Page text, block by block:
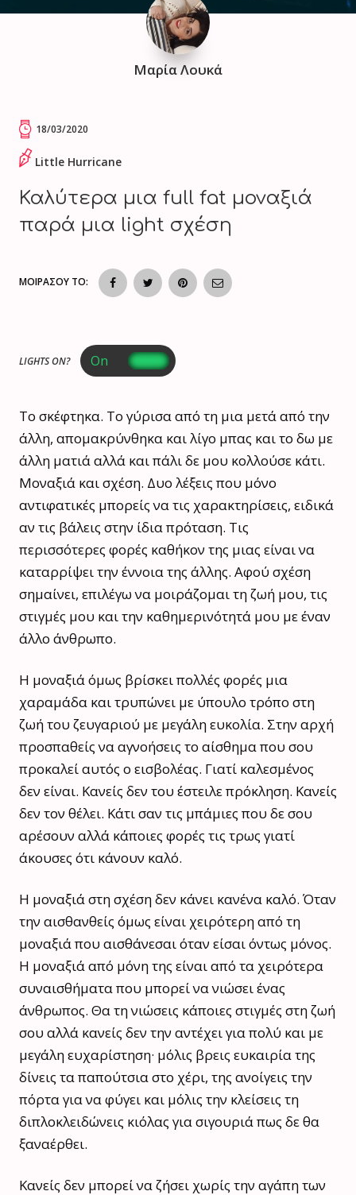
Μαρία Λουκά
18/03/2020
Little Hurricane
Καλύτερα μια full fat μοναξιά
παρά μια light σχέση
ΜΟΙΡΑΣΟΥ ΤΟ:
LIGHTS ON?
Το σκέφτηκα. Το γύρισα από τη μια μετά από την
άλλη, απομακρύνθηκα και λίγο μπας και το δω με
άλλη ματιά αλλά και πάλι δε μου κολλούσε κάτι.
Μοναξιά και σχέση. Δυο λέξεις που μόνο
αντιφατικές μπορείς να τις χαρακτηρίσεις, ειδικά
αν τις βάλεις στην ίδια πρόταση. Τις
περισσότερες φορές καθήκον της μιας είναι να
καταρρίψει την έννοια της άλλης. Αφού σχέση
σημαίνει, επιλέγω να μοιράζομαι τη ζωή μου, τις
στιγμές μου και την καθημερινότητά μου με έναν
άλλο άνθρωπο.
Η μοναξιά όμως βρίσκει πολλές φορές μια
χαραμάδα και τρυπώνει με ύπουλο τρόπο στη
ζωή του ζευγαριού με μεγάλη ευκολία. Στην αρχή
προσπαθείς να αγνοήσεις το αίσθημα που σου
προκαλεί αυτός ο εισβολέας. Γιατί καλεσμένος
δεν είναι. Κανείς δεν του έστειλε πρόκληση. Κανείς
δεν τον θέλει. Κάτι σαν τις μπάμιες που δε σου
αρέσουν αλλά κάποιες φορές τις τρως γιατί
άκουσες ότι κάνουν καλό.
Η μοναξιά στη σχέση δεν κάνει κανένα καλό. Όταν
την αισθανθείς όμως είναι χειρότερη από τη
μοναξιά που αισθάνεσαι όταν είσαι όντως μόνος.
Η μοναξιά από μόνη της είναι από τα χειρότερα
συναισθήματα που μπορεί να νιώσει ένας
άνθρωπος. Θα τη νιώσεις κάποιες στιγμές στη ζωή
σου αλλά κανείς δεν την αντέχει για πολύ και με
μεγάλη ευχαρίστηση· μόλις βρεις ευκαιρία της
δίνεις τα παπούτσια στο χέρι, της ανοίγεις την
πόρτα για να φύγει και μόλις την κλείσεις τη
διπλοκλειδώνεις κιόλας για σιγουριά πως δε θα
ξαναέρθει.
Κανείς δεν μπορεί να ζήσει χωρίς την αγάπη των